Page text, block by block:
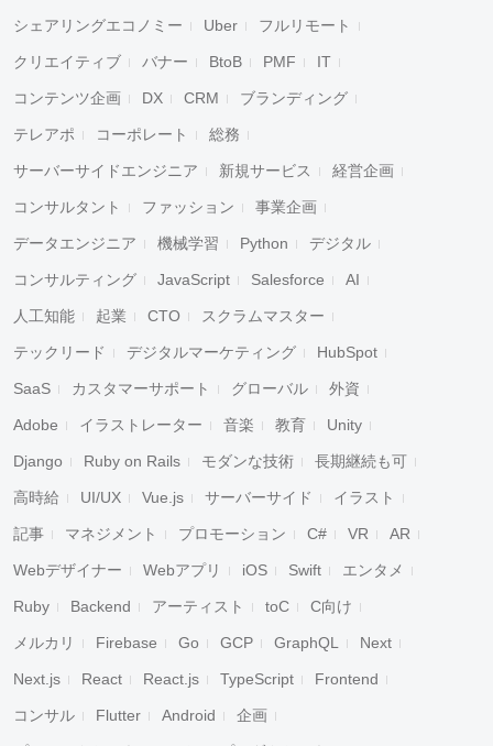
シェアリングエコノミー Uber フルリモート
クリエイティブ バナー BtoB PMF IT
コンテンツ企画 DX CRM ブランディング
テレアポ コーポレート 総務
サーバーサイドエンジニア 新規サービス 経営企画
コンサルタント ファッション 事業企画
データエンジニア 機械学習 Python デジタル
コンサルティング JavaScript Salesforce AI
人工知能 起業 CTO スクラムマスター
テックリード デジタルマーケティング HubSpot
SaaS カスタマーサポート グローバル 外資
Adobe イラストレーター 音楽 教育 Unity
Django Ruby on Rails モダンな技術 長期継続も可
高時給 UI/UX Vue.js サーバーサイド イラスト
記事 マネジメント プロモーション C# VR AR
Webデザイナー Webアプリ iOS Swift エンタメ
Ruby Backend アーティスト toC C向け
メルカリ Firebase Go GCP GraphQL Next
Next.js React React.js TypeScript Frontend
コンサル Flutter Android 企画